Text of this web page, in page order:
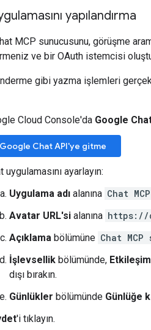
yapılandırma
MCP sunucusunu, görüşme
ve bir OAuth istemcisi
gibi yazma işlemleri
Cloud Console'da Google
Google Chat API'ye gitme
uygulamasını ayarlayın:
Uygulama adı alanına Chat MCP
Avatar URL'si alanına https://
Açıklama bölümüne Chat
İşlevsellik bölümünde,
dışı bırakın.
Günlükler bölümünde Günlüğe
'i tıklayın.